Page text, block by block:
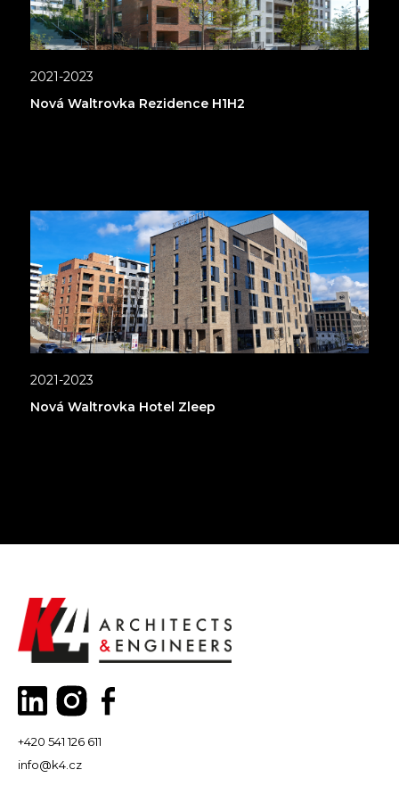
2021-2023
Nová Waltrovka Rezidence H1H2
2021-2023
Nová Waltrovka Hotel Zleep
+420 541 126 611
info@k4.cz